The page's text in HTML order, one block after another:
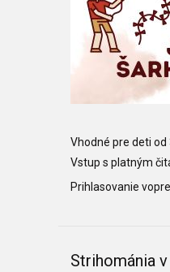
Vhodné pre deti od
Vstup s platným
Prihlasovanie
Strihománia